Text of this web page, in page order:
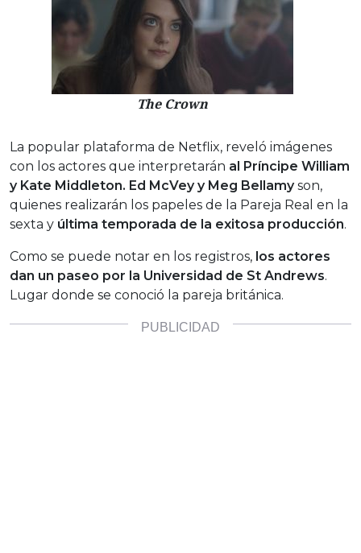
The Crown
La popular plataforma de Netflix, reveló imágenes
con los actores que interpretarán al Príncipe William
y Kate Middleton. Ed McVey y Meg Bellamyson,
quienes realizarán los papeles de la Pareja Real en la
sexta y última temporada de la exitosa producción.
Como se puede notar en los registros, los actores
dan un paseo por la Universidad de St Andrews.
Lugar donde se conoció la pareja británica.